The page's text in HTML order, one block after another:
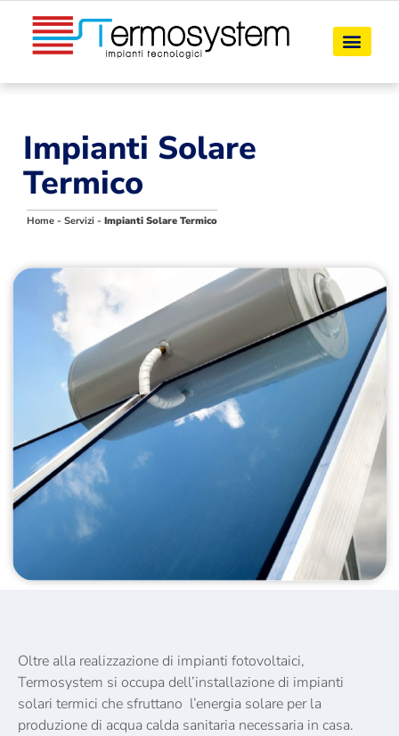
Impianti Solare
Termico
Home - Servizi - Impianti Solare Termico
Oltre alla realizzazione di impianti fotovoltaici,
Termosystem si occupa dell’installazione di impianti
solari termici che sfruttano l’energia solare per la
produzione di acqua calda sanitaria necessaria in casa.